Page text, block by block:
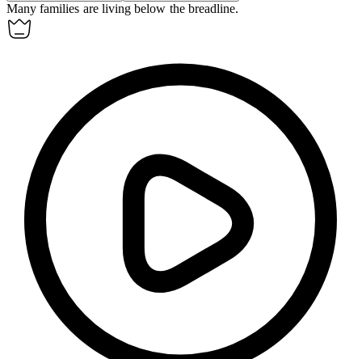
Many families are living below the breadline.